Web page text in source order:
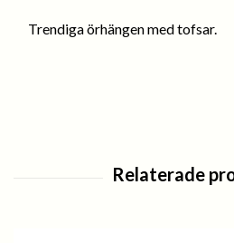
Trendiga örhängen med tofsar.